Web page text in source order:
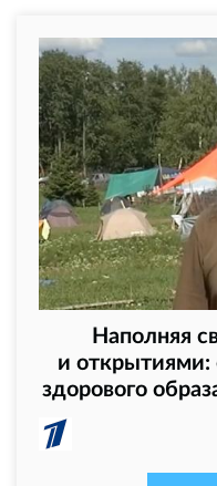
Наполняя
и
здорового